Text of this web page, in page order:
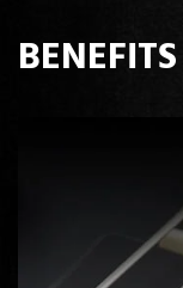
BENEFITS